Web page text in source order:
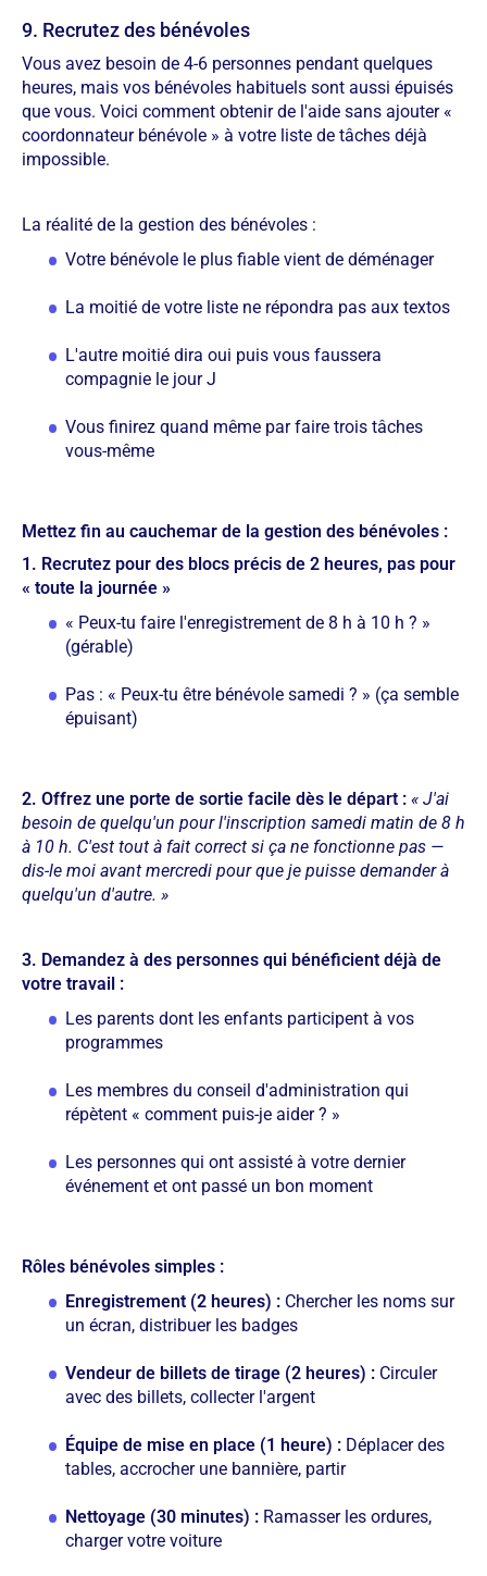
9. Recrutez des bénévoles
Vous avez besoin de 4-6 personnes pendant quelques
heures, mais vos bénévoles habituels sont aussi épuisés
que vous. Voici comment obtenir de l'aide sans ajouter «
coordonnateur bénévole » à votre liste de tâches déjà
impossible.
La réalité de la gestion des bénévoles :
Votre bénévole le plus fiable vient de déménager
La moitié de votre liste ne répondra pas aux textos
L'autre moitié dira oui puis vous faussera
compagnie le jour J
Vous finirez quand même par faire trois tâches
vous-même
Mettez fin au cauchemar de la gestion des bénévoles :
1. Recrutez pour des blocs précis de 2 heures, pas pour
« toute la journée »
« Peux-tu faire l'enregistrement de 8 h à 10 h ? »
(gérable)
Pas : « Peux-tu être bénévole samedi ? » (ça semble
épuisant)
2. Offrez une porte de sortie facile dès le départ : « J'ai
besoin de quelqu'un pour l'inscription samedi matin de 8 h
à 10 h. C'est tout à fait correct si ça ne fonctionne pas —
dis-le moi avant mercredi pour que je puisse demander à
quelqu'un d'autre. »
3. Demandez à des personnes qui bénéficient déjà de
votre travail :
Les parents dont les enfants participent à vos
programmes
Les membres du conseil d'administration qui
répètent « comment puis-je aider ? »
Les personnes qui ont assisté à votre dernier
événement et ont passé un bon moment
Rôles bénévoles simples :
Enregistrement (2 heures) : Chercher les noms sur
un écran, distribuer les badges
Vendeur de billets de tirage (2 heures) : Circuler
avec des billets, collecter l'argent
Équipe de mise en place (1 heure) : Déplacer des
tables, accrocher une bannière, partir
Nettoyage (30 minutes) : Ramasser les ordures,
charger votre voiture